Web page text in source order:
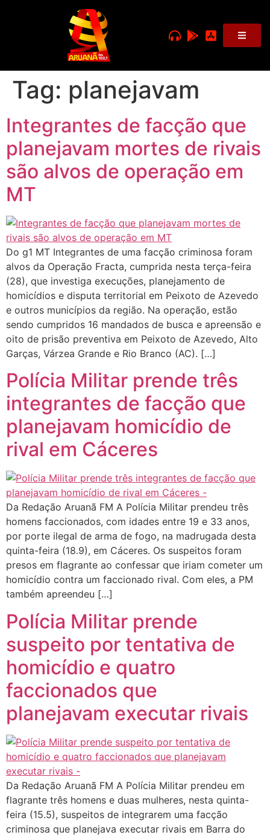
Tag: planejavam
Integrantes de facção que
planejavam mortes de rivais
são alvos de operação em
MT
Do g1 MT Integrantes de uma facção criminosa foram
alvos da Operação Fracta, cumprida nesta terça-feira
(28), que investiga execuções, planejamento de
homicídios e disputa territorial em Peixoto de Azevedo
e outros municípios da região. Na operação, estão
sendo cumpridos 16 mandados de busca e apreensão e
oito de prisão preventiva em Peixoto de Azevedo, Alto
Garças, Várzea Grande e Rio Branco (AC). […]
Polícia Militar prende três
integrantes de facção que
planejavam homicídio de
rival em Cáceres
Da Redação Aruanã FM A Polícia Militar prendeu três
homens faccionados, com idades entre 19 e 33 anos,
por porte ilegal de arma de fogo, na madrugada desta
quinta-feira (18.9), em Cáceres. Os suspeitos foram
presos em flagrante ao confessar que iriam cometer um
homicídio contra um faccionado rival. Com eles, a PM
também apreendeu […]
Polícia Militar prende
suspeito por tentativa de
homicídio e quatro
faccionados que
planejavam executar rivais
Da Redação Aruanã FM A Polícia Militar prendeu em
flagrante três homens e duas mulheres, nesta quinta-
feira (15.5), suspeitos de integrarem uma facção
criminosa que planejava executar rivais em Barra do